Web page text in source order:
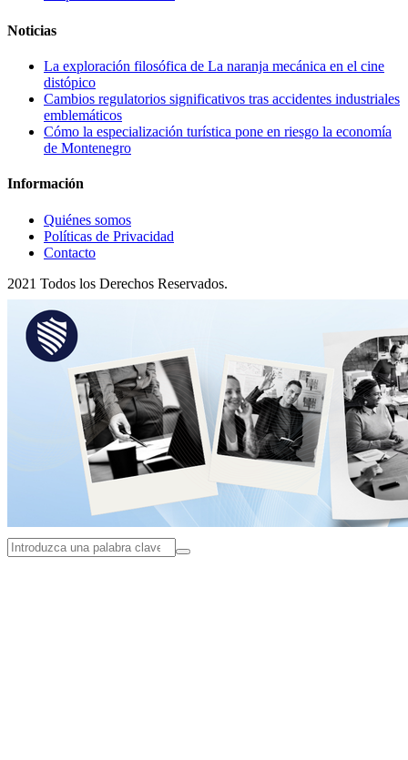
Noticias
La exploración filosófica de La naranja mecánica en el cine
distópico
Cambios regulatorios significativos tras accidentes industriales
emblemáticos
Cómo la especialización turística pone en riesgo la economía
de Montenegro
Información
Quiénes somos
Políticas de Privacidad
Contacto
2021 Todos los Derechos Reservados.